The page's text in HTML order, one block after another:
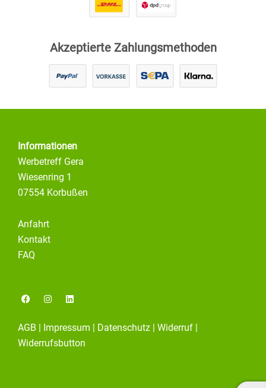
Akzeptierte Zahlungsmethoden
Informationen
Werbetreff Gera
Wiesenring 1
07554 Korbußen
Anfahrt
Kontakt
FAQ
F
a
e
b
o
o
I
n
a
g
r
L
i
e
d
i
AGB Impressum Datenschutz Widerruf
Widerrufsbutton